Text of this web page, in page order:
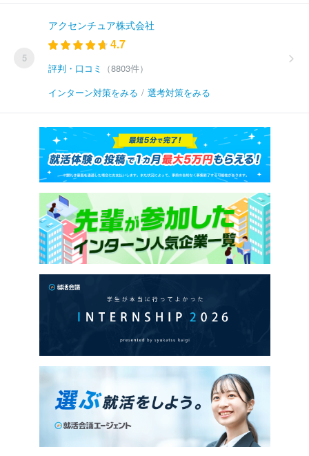
5
アクセンチュア株式会社
4.7
評判・口コミ
（8803件）
インターン対策をみる / 選考対策をみる